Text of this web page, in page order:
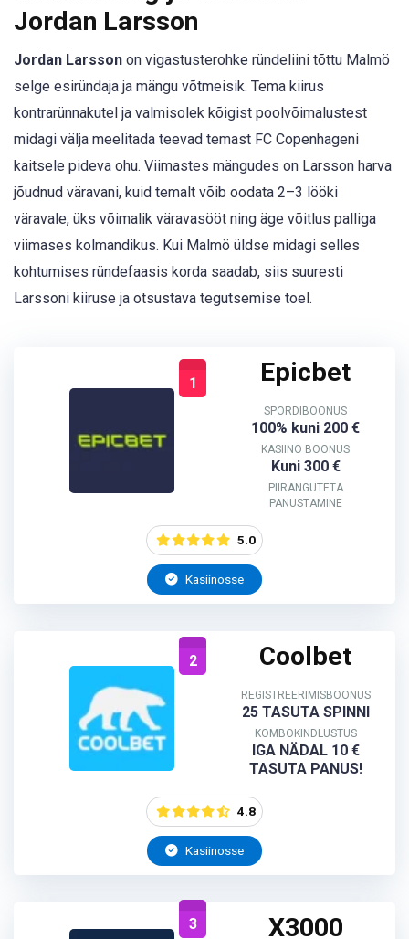
Jordan Larsson
Jordan Larsson on vigastusterohke ründeliini tõttu Malmö
selge esiründaja ja mängu võtmeisik. Tema kiirus
kontrarünnakutel ja valmisolek kõigist poolvõimalustest
midagi välja meelitada teevad temast FC Copenhageni
kaitsele pideva ohu. Viimastes mängudes on Larsson harva
jõudnud väravani, kuid temalt võib oodata 2–3 lööki
väravale, üks võimalik väravasööt ning äge võitlus palliga
viimases kolmandikus. Kui Malmö üldse midagi selles
kohtumises ründefaasis korda saadab, siis suuresti
Larssoni kiiruse ja otsustava tegutsemise toel.
1 Epicbet
SPORDIBOONUS
100% kuni 200 €
KASIINO BOONUS
Kuni 300 €
PIIRANGUTETA
PANUSTAMINE
5.0
Kasiinosse
2 Coolbet
REGISTREERIMISBOONUS
25 TASUTA SPINNI
KOMBOKINDLUSTUS
IGA NÄDAL 10 €
TASUTA PANUS!
4.8
Kasiinosse
3 X3000